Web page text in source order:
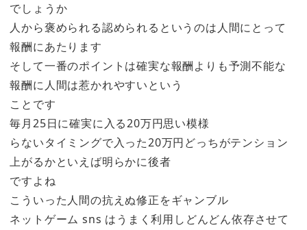
でしょうか
人から褒められる認められるというのは人間にとって
報酬にあたります
そして一番のポイントは確実な報酬よりも予測不能な
報酬に人間は惹かれやすいという
ことです
毎月25日に確実に入る20万円思い模様
らないタイミングで入った20万円どっちがテンション
上がるかといえば明らかに後者
ですよね
こういった人間の抗えぬ修正をギャンブル
ネットゲーム sns はうまく利用しどんどん依存させて